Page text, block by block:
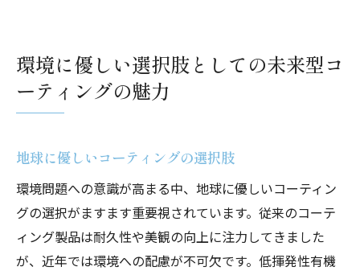
環境に優しい選択肢としての未来型コ
ーティングの魅力
地球に優しいコーティングの選択肢
環境問題への意識が高まる中、地球に優しいコーティン
グの選択がますます重要視されています。従来のコーテ
ィング製品は耐久性や美観の向上に注力してきました
が、近年では環境への配慮が不可欠です。低揮発性有機